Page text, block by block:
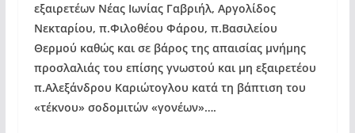
εξαιρετέων Νέας Ιωνίας Γαβριήλ, Αργολίδος
Νεκταρίου, π.Φιλοθέου Φάρου, π.Βασιλείου
Θερμού καθώς και σε βάρος της απαισίας μνήμης
προσλαλιάς του επίσης γνωστού και μη εξαιρετέου
π.Αλεξάνδρου Καριώτογλου κατά τη βάπτιση του
«τέκνου» σοδομιτών «γονέων»….